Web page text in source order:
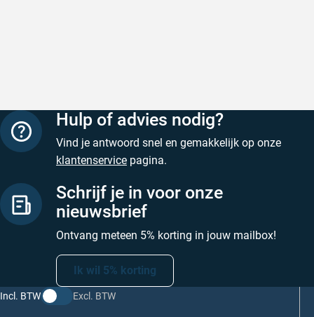
Hulp of advies nodig?
Vind je antwoord snel en gemakkelijk op onze
klantenservice pagina.
Schrijf je in voor onze
nieuwsbrief
Ontvang meteen 5% korting in jouw mailbox!
Ik wil 5% korting
Incl. BTW Excl. BTW